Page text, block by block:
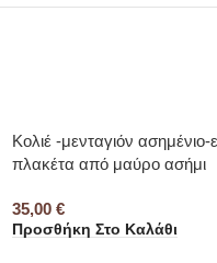
Κολιέ -μενταγιόν
πλακέτα από μαύρο ασήμι
35,00 €
Προσθήκη Στο Καλάθι